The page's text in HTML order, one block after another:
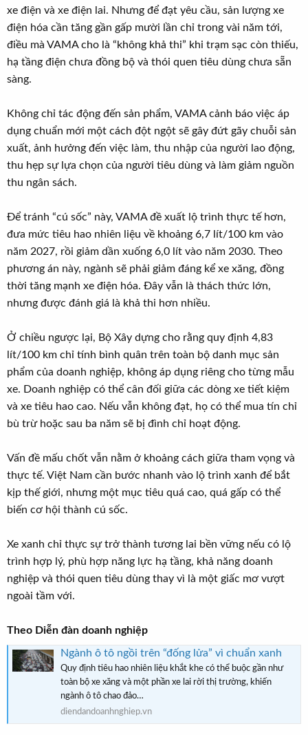
xe điện và xe điện lai. Nhưng để đạt yêu cầu, sản lượng xe
điện hóa cần tăng gần gấp mười lần chỉ trong vài năm tới,
điều mà VAMA cho là “không khả thi” khi trạm sạc còn thiếu,
hạ tầng điện chưa đồng bộ và thói quen tiêu dùng chưa sẵn
sàng.
Không chỉ tác động đến sản phẩm, VAMA cảnh báo việc áp
dụng chuẩn mới một cách đột ngột sẽ gây đứt gãy chuỗi sản
xuất, ảnh hưởng đến việc làm, thu nhập của người lao động,
thu hẹp sự lựa chọn của người tiêu dùng và làm giảm nguồn
thu ngân sách.
Để tránh “cú sốc” này, VAMA đề xuất lộ trình thực tế hơn,
đưa mức tiêu hao nhiên liệu về khoảng 6,7 lít/100 km vào
năm 2027, rồi giảm dần xuống 6,0 lít vào năm 2030. Theo
phương án này, ngành sẽ phải giảm đáng kể xe xăng, đồng
thời tăng mạnh xe điện hóa. Đây vẫn là thách thức lớn,
nhưng được đánh giá là khả thi hơn nhiều.
Ở chiều ngược lại, Bộ Xây dựng cho rằng quy định 4,83
lít/100 km chỉ tính bình quân trên toàn bộ danh mục sản
phẩm của doanh nghiệp, không áp dụng riêng cho từng mẫu
xe. Doanh nghiệp có thể cân đối giữa các dòng xe tiết kiệm
và xe tiêu hao cao. Nếu vẫn không đạt, họ có thể mua tín chỉ
bù trừ hoặc sau ba năm sẽ bị đình chỉ hoạt động.
Vấn đề mấu chốt vẫn nằm ở khoảng cách giữa tham vọng và
thực tế. Việt Nam cần bước nhanh vào lộ trình xanh để bắt
kịp thế giới, nhưng một mục tiêu quá cao, quá gấp có thể
biến cơ hội thành cú sốc.
Xe xanh chỉ thực sự trở thành tương lai bền vững nếu có lộ
trình hợp lý, phù hợp năng lực hạ tầng, khả năng doanh
nghiệp và thói quen tiêu dùng thay vì là một giấc mơ vượt
ngoài tầm với.
Theo Diễn đàn doanh nghiệp
Ngành ô tô ngồi trên “đống lửa” vì chuẩn xanh
Quy định tiêu hao nhiên liệu khắt khe có thể buộc gần như
toàn bộ xe xăng và một phần xe lai rời thị trường, khiến
ngành ô tô chao đảo…
diendandoanhnghiep.vn